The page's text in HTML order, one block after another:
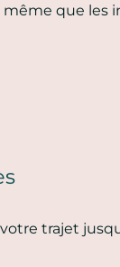
que les
trajet